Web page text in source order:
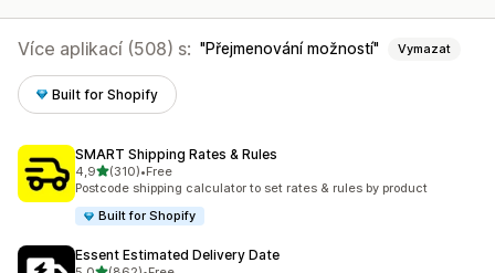
Více aplikací (508) s: Přejmenování možností Vymazat
Built for Shopify
SMART Shipping Rates & Rules
4,9z 5 hvězd
(310)
Celkový počet recenzí: 310
•Free
Postcode shipping calculator to set rates & rules by product
Built for Shopify
Essent Estimated Delivery Date